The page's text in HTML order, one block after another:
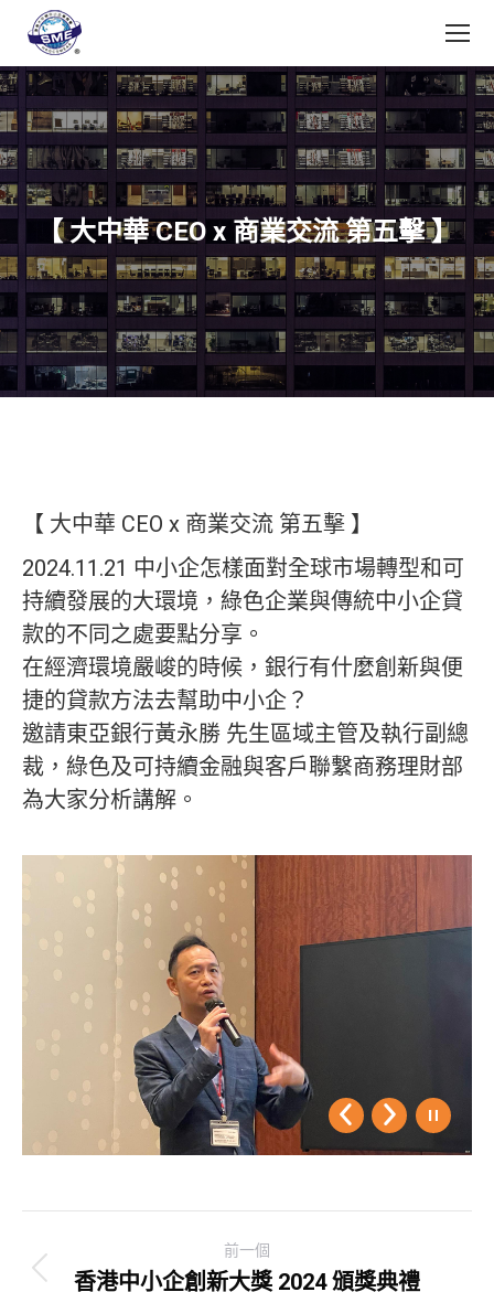
【 大中華 CEO x 商業交流 第五擊 】
【 大中華 CEO x 商業交流 第五擊 】
2024.11.21 中小企怎樣面對全球市場轉型和可
持續發展的大環境，綠色企業與傳統中小企貸
款的不同之處要點分享。
在經濟環境嚴峻的時候，銀行有什麼創新與便
捷的貸款方法去幫助中小企？
邀請東亞銀行黃永勝 先生區域主管及執行副總
裁，綠色及可持續金融與客戶聯繫商務理財部
為大家分析講解。
navigation
前一個
Previous
香港中小企創新大獎 2024 頒獎典禮